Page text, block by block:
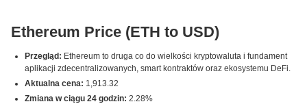
Ethereum Price (ETH to USD)
Przegląd: Ethereum to druga co do wielkości kryptowaluta i fundament
aplikacji zdecentralizowanych, smart kontraktów oraz ekosystemu DeFi.
Aktualna cena: 1,913.32
Zmiana w ciągu 24 godzin: 2.28%